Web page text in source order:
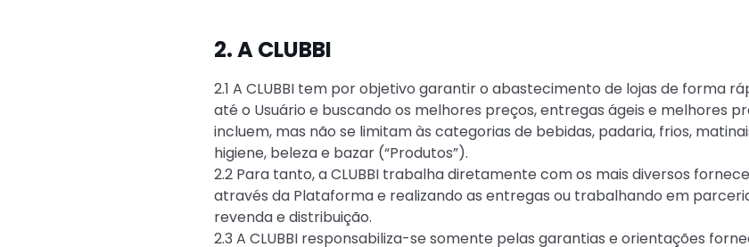
2. A CLUBBI
2.1 A CLUBBI tem por objetivo garantir o abastecimento de lojas de forma
até o Usuário e buscando os melhores preços, entregas ágeis e melhores
incluem, mas não se limitam às categorias de bebidas, padaria, frios,
higiene, beleza e bazar (“Produtos”).
2.2 Para tanto, a CLUBBI trabalha diretamente com os mais diversos
através da Plataforma e realizando as entregas ou trabalhando em
revenda e distribuição.
2.3 A CLUBBI responsabiliza-se somente pelas garantias e orientações